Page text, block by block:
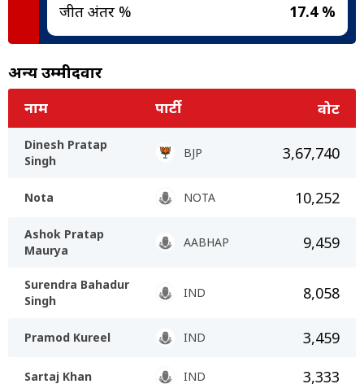
जीत अंतर % 17.4 %
अन्य उम्मीदवार
नाम पार्टी वोट
Dinesh Pratap
Singh
BJP 3,67,740
Nota NOTA 10,252
Ashok Pratap
Maurya
AABHAP 9,459
Surendra Bahadur
Singh
IND 8,058
Pramod Kureel IND 3,459
Sartaj Khan IND 3,333